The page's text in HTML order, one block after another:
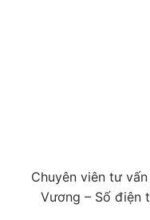
Chuyên viên tư
Vương – Số điện